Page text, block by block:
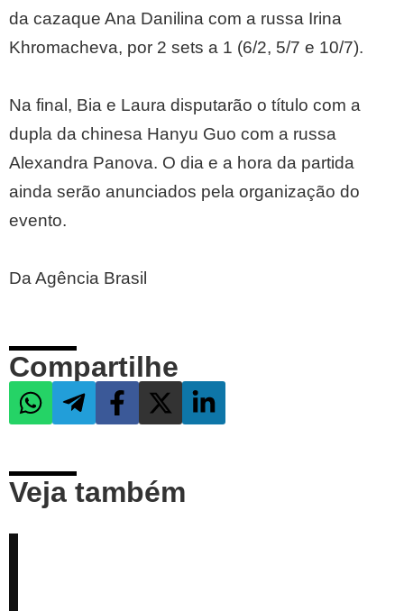
da cazaque Ana Danilina com a russa Irina
Khromacheva, por 2 sets a 1 (6/2, 5/7 e 10/7).
Na final, Bia e Laura disputarão o título com a
dupla da chinesa Hanyu Guo com a russa
Alexandra Panova. O dia e a hora da partida
ainda serão anunciados pela organização do
evento.
Da Agência Brasil
Compartilhe
Veja também